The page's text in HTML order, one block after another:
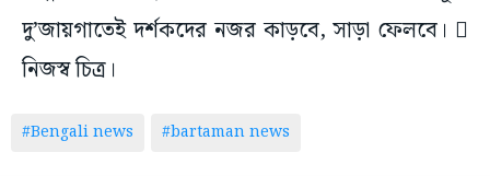
দু’জায়গাতেই দর্শকদের নজর কাড়বে, সাড়া ফেলবে। 
নিজস্ব চিত্র।
#Bengali news #bartaman news